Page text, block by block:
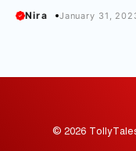
Nira January 31,
© 2026